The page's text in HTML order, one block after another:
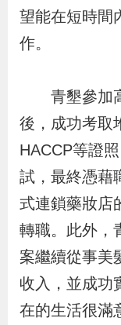
關
站
導
覽
意
信
箱
字
客
服
計
資
訊
n
g
l
i
s
h
首
頁
S
S
望能在短時間
作。
青墾參加高
後，成功考取
HACCP等證
試，最終憑藉
式連鎖藥妝店
轉職。此外，
案繼續從事美
收入，並成功
在的生活很滿